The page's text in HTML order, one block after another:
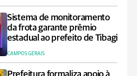
Sistema de monitoramento
da frota garante prêmio
estadual ao prefeito de Tibagi
CAMPOS GERAIS